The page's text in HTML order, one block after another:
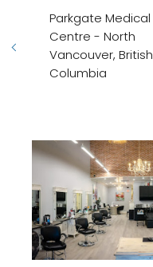
Parkgate Medical
Centre - North
Vancouver, British
Columbia